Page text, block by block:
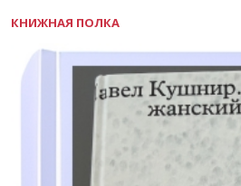
КНИЖНАЯ ПОЛКА